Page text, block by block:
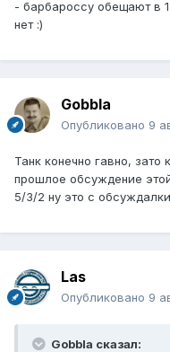
- барбароссу обещают в
нет :)
Gobbla
Опубликовано 9
Танк конечно гавно,
прошлое обсуждение
5/3/2 ну это с
Las
Опубликовано 9
Gobbla сказал: